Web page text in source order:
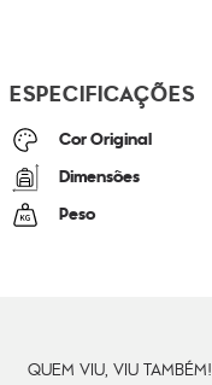
ESPECIFICAÇÕES
Cor Original
Dimensões
Peso
QUEM VIU, VIU TAMBÉM!